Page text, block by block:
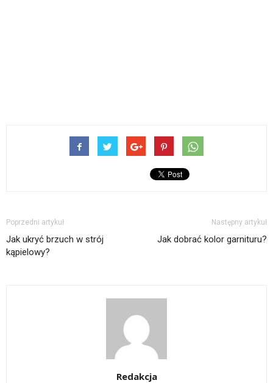
Poprzedni artykuł
Jak ukryć brzuch w strój
kąpielowy?
Następny artykuł
Jak dobrać kolor garnituru?
Redakcja